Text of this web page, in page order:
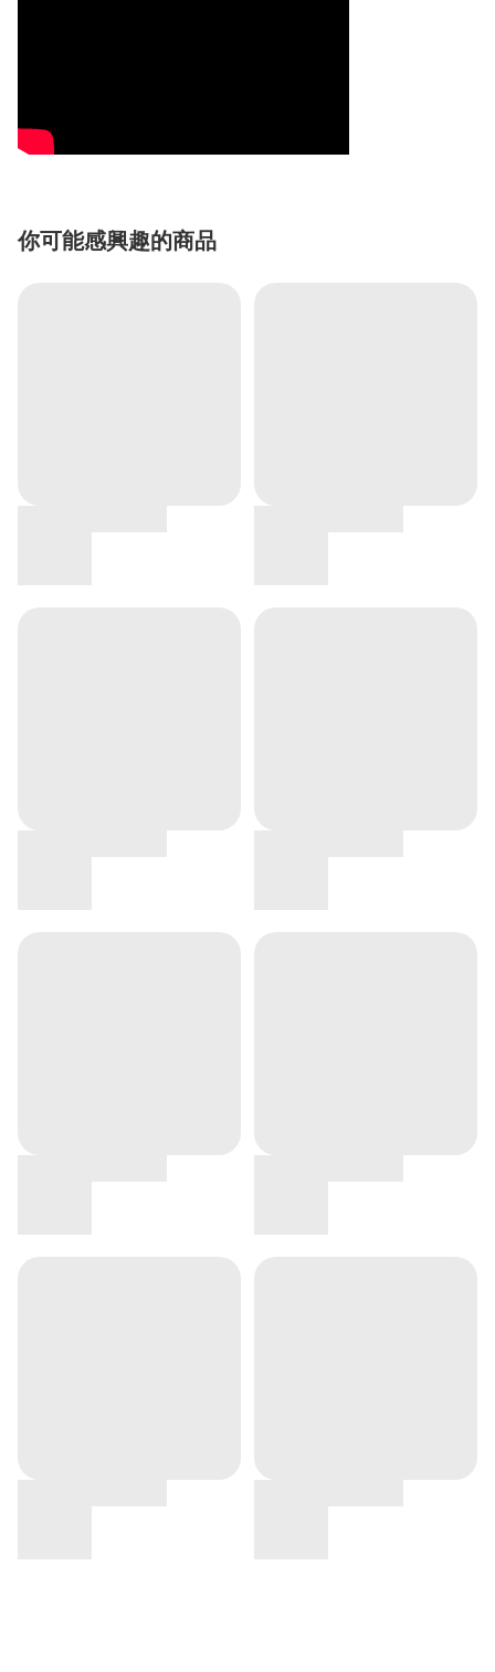
你可能感興趣的商品